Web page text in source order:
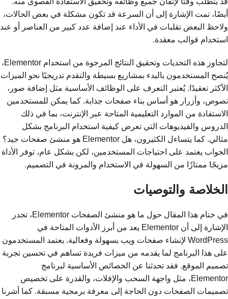
أيضًا، تمت الإشارة إلى أن السرعة قد تكون مشكلة في بعض الحالات،
ولاحظ البعض تقلبات في الأداء عند إضافة عدد كبير من العناصر أو عند
استخدام قوالب معقدة.
لتجاوز هذه التحديات وتحقيق النتائج المرجوة من استخدام Elementor،
يُنصح المستخدمون بالبدء بمشاريع بسيطة والتقدم تدريجيًا نحو الميزات
الأكثر تعقيدًا. يُعتبر التعرف على الوظائف الأساسية مثل إضافة صور،
نصوص، وأزرار هو أساس بناء صفحات جذابة. كما يمكن للمستخدمين
الاستفادة من الموارد التعليمية المتاحة عبر الإنترنت، بما في ذلك
الدروس والفيديوهات التي تعرض كيفية استخدام البرنامج بشكل
مثالي. كما يتساءل الكثيرون، هل Elementor هو منشئ صفحات جيد؟
الجواب يعتمد على احتياجات المستخدمين، لكن بشكل عام، توفر الأداة
مزيجًا ممتازًا من السهولة في الاستخدام والمرونة في التصميم.
الخلاصة والتوصيات
في ختام هذا المقال حول ما هو منشئ الصفحات Elementor، تجدر
الإشارة إلى أن Elementor يعد من أبرز الأدوات المتاحة في
WordPress لإنشاء صفحات ويب بسهولة وفعالية. يعتمد المستخدمون
على هذا البرنامج لما يقدمه من ميزات فريدة تساهم في تحسين تجربة
تصميم الموقع. فقد تحدثنا عن الخصائص الأساسية لبرنامج
Elementor، مثل واجهة السحب والإفلات، والقدرة على تخصيص
تصميمات الصفحات دون الحاجة إلى معرفة برمجية مسبقة. كما أشرنا